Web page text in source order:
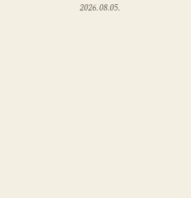
2026.08.05.